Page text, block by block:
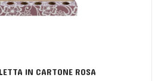
IN CARTONE ROSA